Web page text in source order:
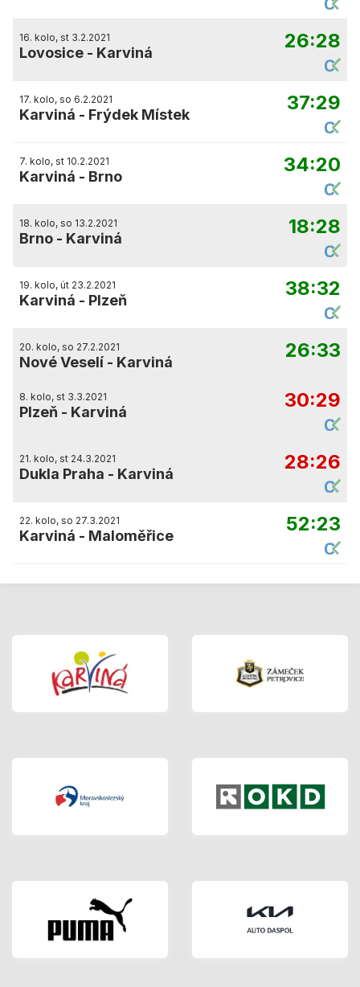
16. kolo, st 3.2.2021
Lovosice - Karviná
26:28
17. kolo, so 6.2.2021
Karviná - Frýdek Místek
37:29
7. kolo, st 10.2.2021
Karviná - Brno
34:20
18. kolo, so 13.2.2021
Brno - Karviná
18:28
19. kolo, út 23.2.2021
Karviná - Plzeň
38:32
20. kolo, so 27.2.2021
Nové Veselí - Karviná
26:33
8. kolo, st 3.3.2021
Plzeň - Karviná
30:29
21. kolo, st 24.3.2021
Dukla Praha - Karviná
28:26
22. kolo, so 27.3.2021
Karviná - Maloměřice
52:23